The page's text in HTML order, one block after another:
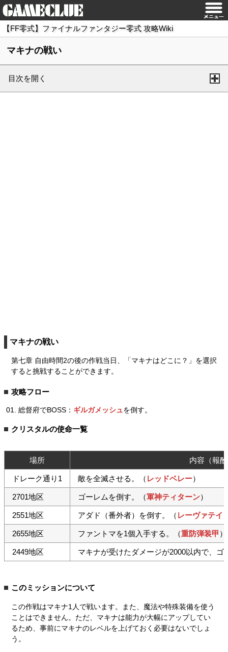
【FF零式】ファイナルファンタジー零式 攻略Wiki
マキナの戦い
目次を開く
マキナの戦い
第七章 自由時間2の後の作戦当日、「マキナはどこに？」を選択
すると挑戦することができます。
攻略フロー
総督府でBOSS： ギルガメッシュを倒す。
クリスタルの使命一覧
場所 内容（報
ドレーク通り1 敵を全滅させる。（ レッドベレー）
2701地区 ゴーレムを倒す。（軍神ティターン）
2551地区 アダド（番外者）を倒す。（ レーヴァテイ
2655地区 ファントマを1個入手する。（重防弾装甲 ）
2449地区 マキナが受けたダメージが2000以内で、ゴ
このミッションについて
この作戦はマキナ1人で戦います。また、魔法や特殊装備を使う
ことはできません。ただ、マキナは能力が大幅にアップしてい
るため、事前にマキナのレベルを上げておく必要はないでしょ
う。